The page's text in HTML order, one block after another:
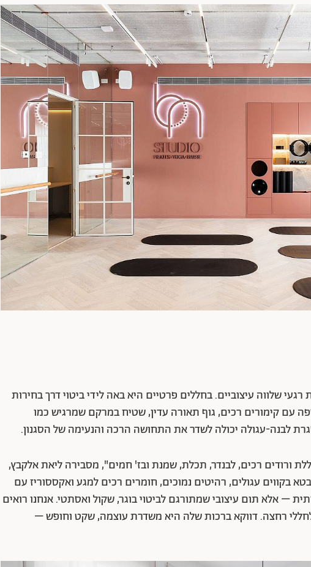
שלווה עיצוביים. בחללים פרטיים היא באה לידי ביטוי דרך בחירות
עם קימורים רכים, גוף תאורה עדין, שטיח במרקם שמרגיש כמו
לבנה-עגולה יכולה לשדר את התחושה הרכה והנעימה של הסגנון.
ורודים רכים, לבנדר, תכלת, שמנת ובז' חמים", מסבירה ליאת אלקבץ,
בקווים עגולים, רהיטים נמוכים, חומרים רכים למגע ואקססוריז עם
– אלא תום עיצובי שמתורגם לביטוי בוגר, שקול ואסתטי. אנחנו רואים
רחצה. דווקא ברכות שלה היא משדרת עוצמה, שקט וחופש –